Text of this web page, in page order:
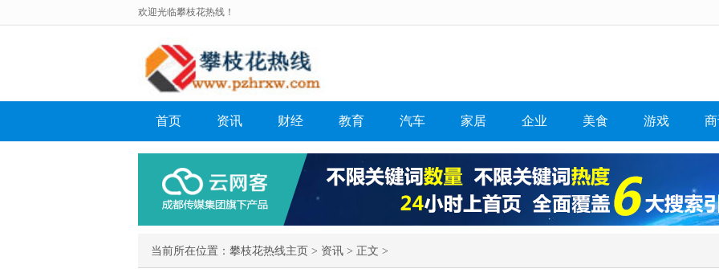
欢迎光临攀枝花热线！
首页 资讯 财经 教育 汽车 家居 企业 美食 游戏
当前所在位置： 攀枝花热线主页 > 资讯 > 正文 >